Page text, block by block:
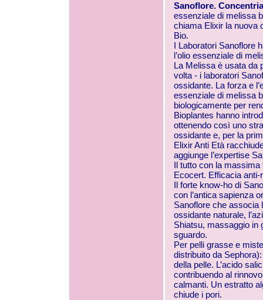
Sanoflore.
essenziale di melissa
chiama Elixir la nuova
Bio.
I Laboratori Sanoflore
l’olio essenziale di
La Melissa è usata da
volta - i laboratori
ossidante. La forza e
essenziale di melissa
biologicamente per
Bioplantes hanno
ottenendo così uno
ossidante e, per la
Elixir Anti Età
aggiunge l’expertise
Il tutto con la
Ecocert. Efficacia
Il forte know-ho di
con l’antica sapienza
Sanoflore che associa
ossidante naturale,
Shiatsu, massaggio in
sguardo.
Per pelli grasse e
distribuito da
della pelle. L’acido
contribuendo al
calmanti. Un estratto
chiude i pori.